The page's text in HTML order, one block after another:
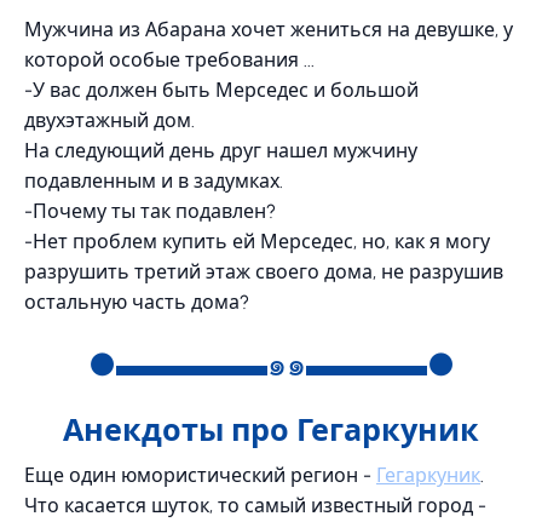
Мужчина из Абарана хочет жениться на девушке, у
которой особые требования ...
-У вас должен быть Мерседес и большой
двухэтажный дом.
На следующий день друг нашел мужчину
подавленным и в задумках.
-Почему ты так подавлен?
-Нет проблем купить ей Мерседес, но, как я могу
разрушить третий этаж своего дома, не разрушив
остальную часть дома?
●▬▬▬▬▬๑๑▬▬▬▬●
Анекдоты про Гегаркуник
Еще один юмористический регион - Гегаркуник
Что касается шуток, то самый известный город -